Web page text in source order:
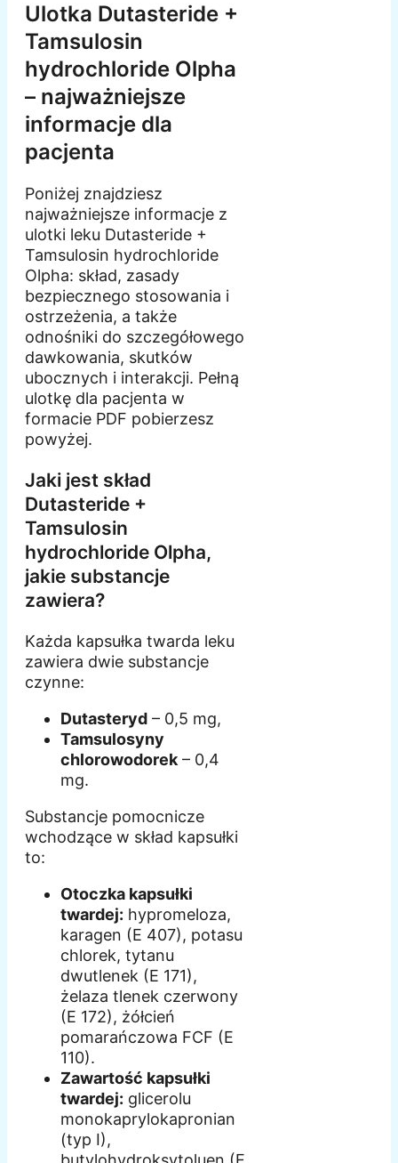
Ulotka Dutasteride +
Tamsulosin
hydrochloride Olpha
– najważniejsze
informacje dla
pacjenta
Poniżej znajdziesz
najważniejsze informacje z
ulotki leku Dutasteride +
Tamsulosin hydrochloride
Olpha: skład, zasady
bezpiecznego stosowania i
ostrzeżenia, a także
odnośniki do szczegółowego
dawkowania, skutków
ubocznych i interakcji. Pełną
ulotkę dla pacjenta w
formacie PDF pobierzesz
powyżej.
Jaki jest skład
Dutasteride +
Tamsulosin
hydrochloride Olpha,
jakie substancje
zawiera?
Każda kapsułka twarda leku
zawiera dwie substancje
czynne:
Dutasteryd – 0,5 mg,
Tamsulosyny
chlorowodorek – 0,4
mg.
Substancje pomocnicze
wchodzące w skład kapsułki
to:
Otoczka kapsułki
twardej: hypromeloza,
karagen (E 407), potasu
chlorek, tytanu
dwutlenek (E 171),
żelaza tlenek czerwony
(E 172), żółcień
pomarańczowa FCF (E
110).
Zawartość kapsułki
twardej: glicerolu
monokaprylokapronian
(typ I),